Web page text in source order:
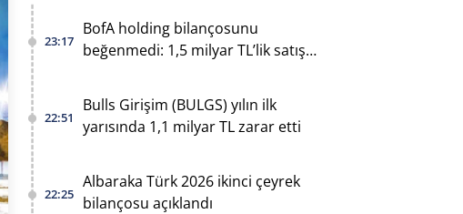
23:17
BofA holding bilançosunu
beğenmedi: 1,5 milyar TL’lik satış
22:51
Bulls Girişim (BULGS) yılın ilk
yarısında 1,1 milyar TL zarar etti
22:25
Albaraka Türk 2026 ikinci çeyrek
bilançosu açıklandı